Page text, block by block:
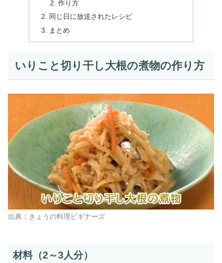
作り方
同じ日に放送されたレシピ
まとめ
いりこと切り干し大根の煮物の作り方
出典：きょうの料理ビギナーズ
材料（2～3人分）